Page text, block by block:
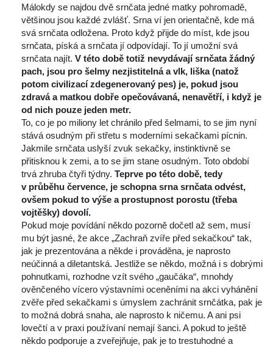
Málokdy se najdou dvě srnčata jedné matky pohromadě,
většinou jsou každé zvlášť. Srna ví jen orientačně, kde má
vá srnčata odložena. Proto když přijde do míst, kde jsou
rnčata, píská a srnčata jí odpovídají. To jí umožní svá
rnčata najít. V této době totiž nevydávají srnčata žádný
pach, jsou pro šelmy nezjistitelná a vlk, liška (natož
potom civilizací zdegenerovaný pes) je, pokud jsou
zdravá a matkou dobře opečovávaná, nenavětří, i když je
od nich pouze jeden metr.
To, co je po miliony let chránilo před šelmami, to se jim nyní
tává osudným při střetu s moderními sekačkami pícnin.
Jakmile srnčata uslyší zvuk sekačky, instinktivně se
přitisknou k zemi, a to se jim stane osudným. Toto období
trvá zhruba čtyři týdny. Teprve po této době, tedy
v průběhu července, je schopna srna srnčata odvést,
ovšem pokud to výše a prostupnost porostu (třeba
vojtěšky) dovolí.
Pokud moje povídání někdo pozorně dočetl až sem, musí
mu být jasné, že akce „Zachraň zvíře před sekačkou“ tak,
jak je prezentována a někde i prováděna, je naprosto
neúčinná a diletantská. Jestliže se někdo, možná i s dobrými
pohnutkami, rozhodne vzít svého „gaučáka“, mnohdy
ověnčeného vícero výstavními oceněními na akci vyhánění
zvěře před sekačkami s úmyslem zachránit srnčátka, pak je
to možná dobrá snaha, ale naprosto k ničemu. A ani psi
lovečtí a v praxi používaní nemají šanci. A pokud to ještě
někdo podporuje a zveřejňuje, pak je to trestuhodné a